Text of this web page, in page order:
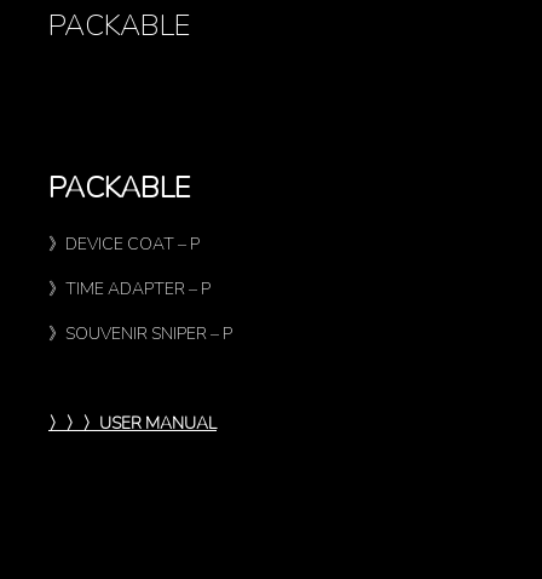
PACKABLE
PACKABLE
》DEVICE COAT – P
》TIME ADAPTER – P
》SOUVENIR SNIPER – P
〉〉〉USER MANUAL